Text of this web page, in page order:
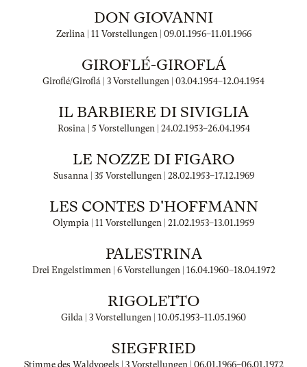
DON GIOVANNI
Zerlina | 11 Vorstellungen | 09.01.1956–11.01.1966
GIROFLÉ-GIROFLÁ
Giroflé/Giroflá | 3 Vorstellungen | 03.04.1954–12.04.1954
IL BARBIERE DI SIVIGLIA
Rosina | 5 Vorstellungen | 24.02.1953–26.04.1954
LE NOZZE DI FIGARO
Susanna | 35 Vorstellungen | 28.02.1953–17.12.1969
LES CONTES D'HOFFMANN
Olympia | 11 Vorstellungen | 21.02.1953–13.01.1959
PALESTRINA
Drei Engelstimmen | 6 Vorstellungen | 16.04.1960–18.04.1972
RIGOLETTO
Gilda | 3 Vorstellungen | 10.05.1953–11.05.1960
SIEGFRIED
Stimme des Waldvogels | 3 Vorstellungen | 06.01.1966–06.01.1972